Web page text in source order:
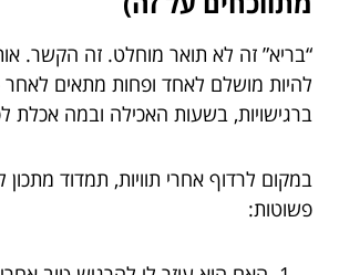
“בריא” זה לא תואר מוחלט. זה הקשר.
להיות מושלם לאחד ופחות מתאים
ברגישויות, בשעות האכילה ובמה אכלת
פשוטות: